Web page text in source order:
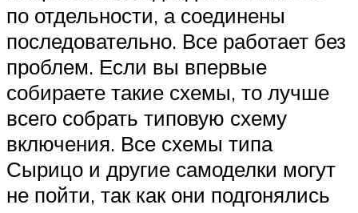
по отдельности, а соединены
последовательно. Все работает без
проблем. Если вы впервые
собираете такие схемы, то лучше
всего собрать типовую схему
включения. Все схемы типа
Сырицо и другие самоделки могут
не пойти, так как они подгонялись